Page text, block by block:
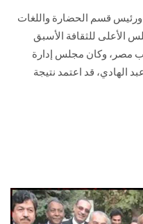
ورئيس قسم الحضارة واللغات
الأعلى للثقافة الأسبق
2021 من اتحاد كتاب مصر، وكان مجلس إدارة
الهادي، قد اعتمد نتيجة